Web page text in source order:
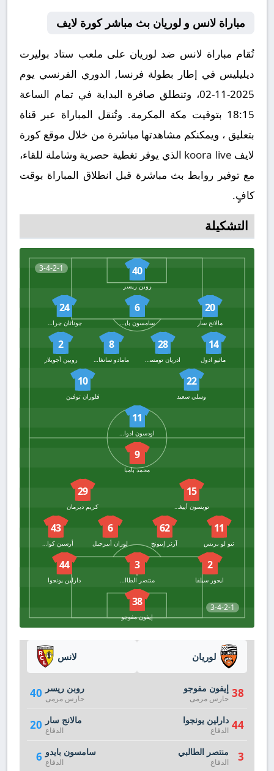
مباراة لانس و لوريان بث مباشر كورة لايف
تُقام مباراة لانس ضد لوريان على ملعب ستاد بوليرت
ديليليس في إطار بطولة فرنسا, الدوري الفرنسي يوم
2025-11-02، وتنطلق صافرة البداية في تمام الساعة
18:15 بتوقيت مكة المكرمة. وتُنقل المباراة عبر قناة
بتعليق ، ويمكنكم مشاهدتها مباشرة من خلال موقع كورة
لايف koora live الذي يوفر تغطية حصرية وشاملة للقاء،
مع توفير روابط بث مباشرة قبل انطلاق المباراة بوقت
كافٍ.
التشكيلة
3-4-2-1 40
روبن ريسر
20
مالانج سار
6
سامسون بايدو
24
جوناثان جراديت
14
ماثيو ادول
28
ادريان تومسون
8
مامادو سانغاري
2
روبين أجويلار
22
وسلي سعيد
10
فلوران توفين
11
اودسون ادوارد
3-4-2-1
9
محمد بامبا
15
تويسون أييغون
29
كريم ديرمان
11
ثيو لو بريس
62
آرثر إيبونج
6
لوران أبيرجيل
43
أرسين كواسي
2
ايجور سيلفا
3
منتصر الطالبي
44
دارلين يونجوا
38
إيفون مفوجو
لانس
40 روبن ريسر
حارس مرمى
20 مالانج سار
الدفاع
6 سامسون بايدو
الدفاع
لوريان
38 إيفون مفوجو
حارس مرمى
44 دارلين يونجوا
الدفاع
3 منتصر الطالبي
الدفاع